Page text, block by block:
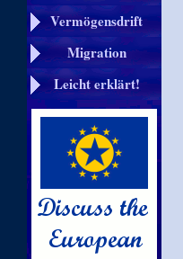
Vermögensdrift
Migration
Leicht erklärt!